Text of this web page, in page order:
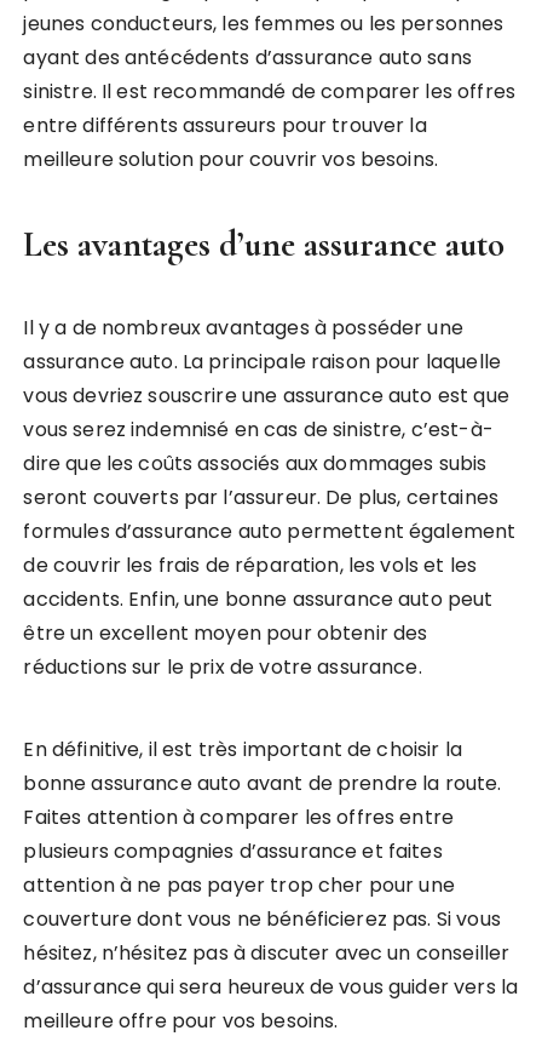
jeunes conducteurs, les femmes ou les personnes
ayant des antécédents d’assurance auto sans
sinistre. Il est recommandé de comparer les offres
entre différents assureurs pour trouver la
meilleure solution pour couvrir vos besoins.
Les avantages d’une assurance auto
Il y a de nombreux avantages à posséder une
assurance auto. La principale raison pour laquelle
vous devriez souscrire une assurance auto est que
vous serez indemnisé en cas de sinistre, c’est-à-
dire que les coûts associés aux dommages subis
seront couverts par l’assureur. De plus, certaines
formules d’assurance auto permettent également
de couvrir les frais de réparation, les vols et les
accidents. Enfin, une bonne assurance auto peut
être un excellent moyen pour obtenir des
réductions sur le prix de votre assurance.
En définitive, il est très important de choisir la
bonne assurance auto avant de prendre la route.
Faites attention à comparer les offres entre
plusieurs compagnies d’assurance et faites
attention à ne pas payer trop cher pour une
couverture dont vous ne bénéficierez pas. Si vous
hésitez, n’hésitez pas à discuter avec un conseiller
d’assurance qui sera heureux de vous guider vers la
meilleure offre pour vos besoins.